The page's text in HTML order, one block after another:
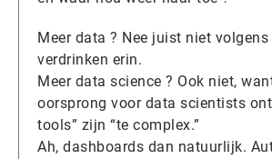
Meer data ? Nee juist niet
verdrinken erin.
Meer data science ? Ook niet,
oorsprong voor data scientists
tools” zijn “te complex.”
Ah, dashboards dan natuurlijk.